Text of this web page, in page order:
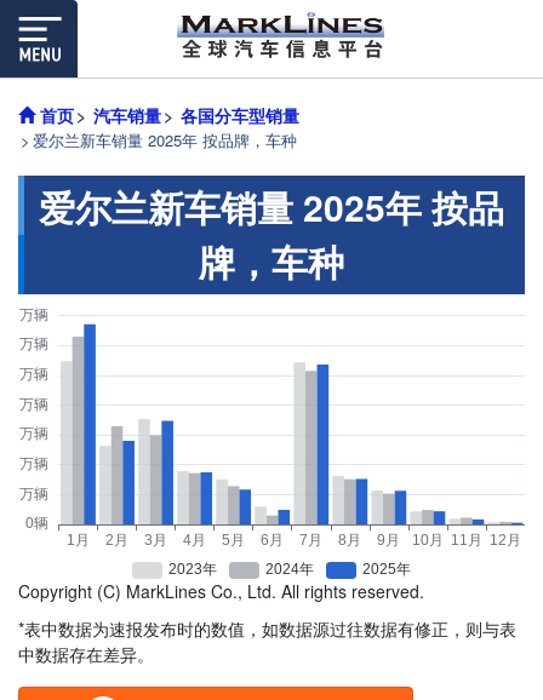
首页 汽车销量 各国分车型销量
爱尔兰新车销量 2025年 按品牌，车种
爱尔兰新车销量 2025年 按品
牌，车种
Copyright (C) MarkLines Co., Ltd. All rights reserved.
*表中数据为速报发布时的数值，如数据源过往数据有修正，则与表
中数据存在差异。